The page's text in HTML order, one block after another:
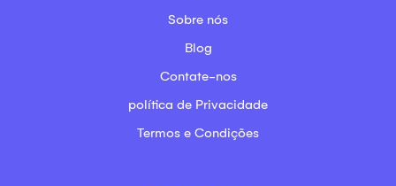
Sobre nós
Blog
Contate-nos
política de Privacidade
Termos e Condições